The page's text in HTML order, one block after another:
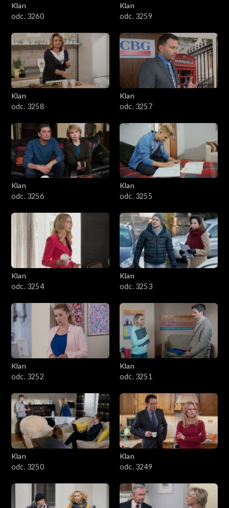
Klan
odc. 3260
Klan
odc. 3259
Klan
odc. 3258
Klan
odc. 3257
Klan
odc. 3256
Klan
odc. 3255
Klan
odc. 3254
Klan
odc. 3253
Klan
odc. 3252
Klan
odc. 3251
Klan
odc. 3250
Klan
odc. 3249